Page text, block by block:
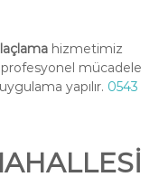
hizmetimiz
profesyonel mücadele
yapılır. 0543